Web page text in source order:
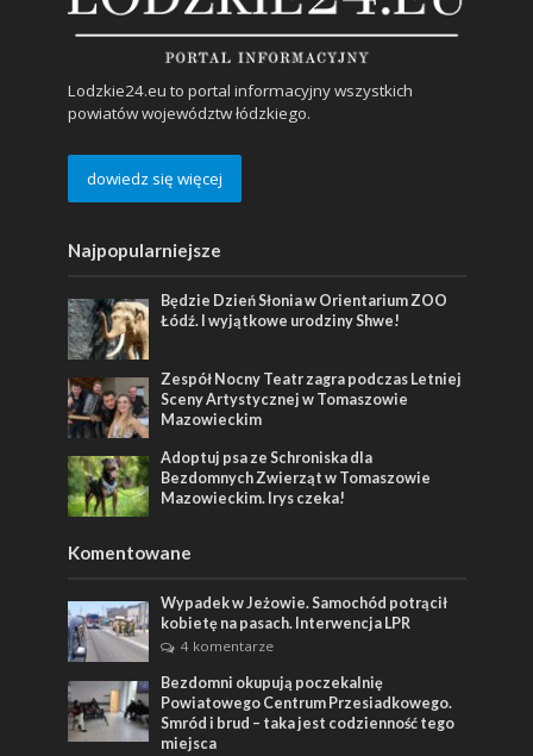
Lodzkie24.eu to portal informacyjny wszystkich
powiatów województw łódzkiego.
dowiedz się więcej
Najpopularniejsze
Będzie Dzień Słonia w Orientarium ZOO
Łódź. I wyjątkowe urodziny Shwe!
Zespół Nocny Teatr zagra podczas Letniej
Sceny Artystycznej w Tomaszowie
Mazowieckim
Adoptuj psa ze Schroniska dla
Bezdomnych Zwierząt w Tomaszowie
Mazowieckim. Irys czeka!
Komentowane
Wypadek w Jeżowie. Samochód potrącił
kobietę na pasach. Interwencja LPR
4 komentarze
Bezdomni okupują poczekalnię
Powiatowego Centrum Przesiadkowego.
Smród i brud – taka jest codzienność tego
miejsca